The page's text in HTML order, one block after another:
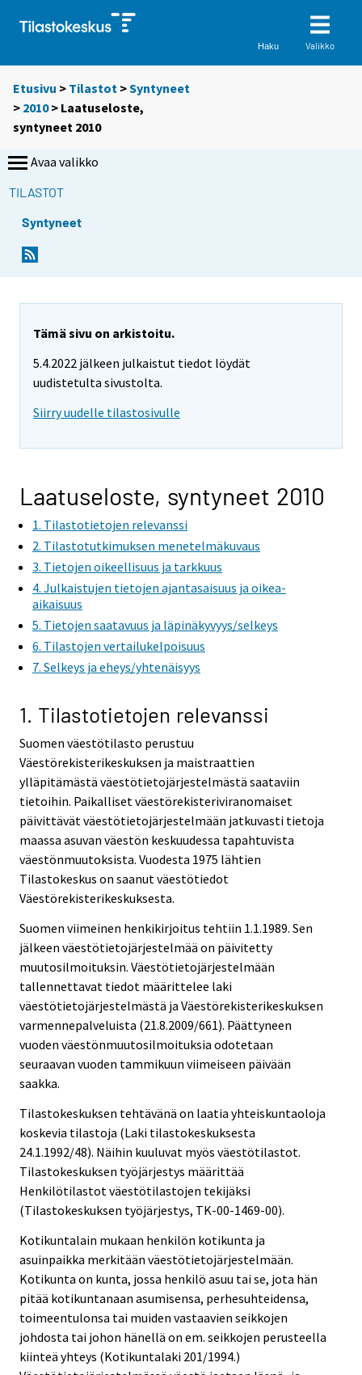
Haku Valikko
Etusivu > Tilastot >Syntyneet
> 2010> Laatuseloste,
syntyneet 2010
Avaa valikko
TILASTOT
Syntyneet
Tämä sivu on arkistoitu.
5.4.2022 jälkeen julkaistut tiedot löydät
uudistetulta sivustolta.
Siirry uudelle tilastosivulle
Laatuseloste, syntyneet 2010
1. Tilastotietojen relevanssi
2. Tilastotutkimuksen menetelmäkuvaus
3. Tietojen oikeellisuus ja tarkkuus
4. Julkaistujen tietojen ajantasaisuus ja oikea-
aikaisuus
5. Tietojen saatavuus ja läpinäkyvyys/selkeys
6. Tilastojen vertailukelpoisuus
7. Selkeys ja eheys/yhtenäisyys
1. Tilastotietojen relevanssi
Suomen väestötilasto perustuu
Väestörekisterikeskuksen ja maistraattien
ylläpitämästä väestötietojärjestelmästä saataviin
tietoihin. Paikalliset väestörekisteriviranomaiset
päivittävät väestötietojärjestelmään jatkuvasti tietoja
maassa asuvan väestön keskuudessa tapahtuvista
väestönmuutoksista. Vuodesta 1975 lähtien
Tilastokeskus on saanut väestötiedot
Väestörekisterikeskuksesta.
Suomen viimeinen henkikirjoitus tehtiin 1.1.1989. Sen
jälkeen väestötietojärjestelmää on päivitetty
muutosilmoituksin. Väestötietojärjestelmään
tallennettavat tiedot määrittelee laki
väestötietojärjestelmästä ja Väestörekisterikeskuksen
varmennepalveluista (21.8.2009/661). Päättyneen
vuoden väestönmuutosilmoituksia odotetaan
seuraavan vuoden tammikuun viimeiseen päivään
saakka.
Tilastokeskuksen tehtävänä on laatia yhteiskuntaoloja
koskevia tilastoja (Laki tilastokeskuksesta
24.1.1992/48). Näihin kuuluvat myös väestötilastot.
Tilastokeskuksen työjärjestys määrittää
Henkilötilastot väestötilastojen tekijäksi
(Tilastokeskuksen työjärjestys, TK-00-1469-00).
Kotikuntalain mukaan henkilön kotikunta ja
asuinpaikka merkitään väestötietojärjestelmään.
Kotikunta on kunta, jossa henkilö asuu tai se, jota hän
pitää kotikuntanaan asumisensa, perhesuhteidensa,
toimeentulonsa tai muiden vastaavien seikkojen
johdosta tai johon hänellä on em. seikkojen perusteella
kiinteä yhteys (Kotikuntalaki 201/1994.)